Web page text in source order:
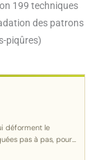
199 techniques
des patrons
piqûres)
déforment le
pas à pas, pour